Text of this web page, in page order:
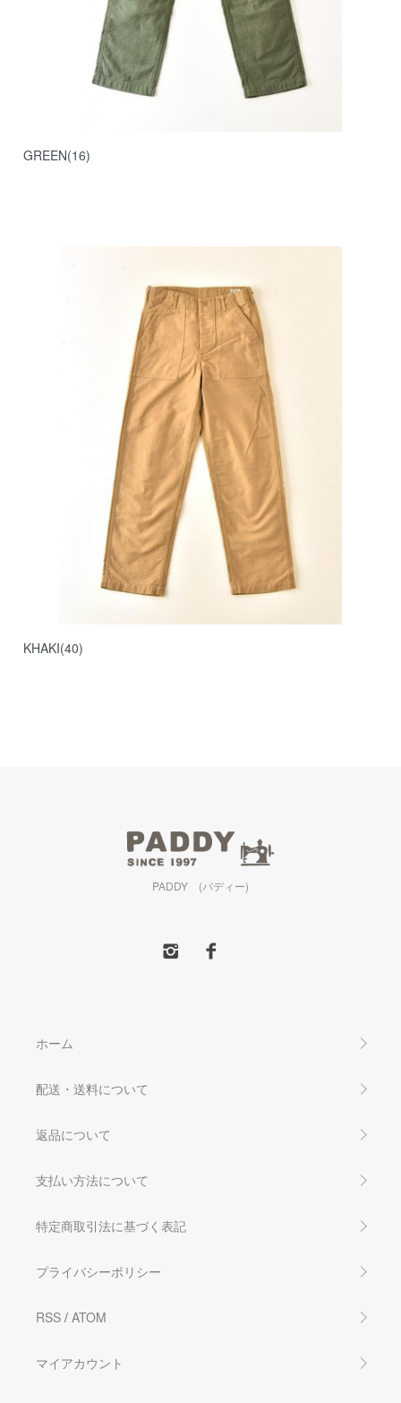
GREEN(16)
KHAKI(40)
PADDY (パディー)
ホーム
配送・送料について
返品について
支払い方法について
特定商取引法に基づく表記
プライバシーポリシー
RSS / ATOM
マイアカウント